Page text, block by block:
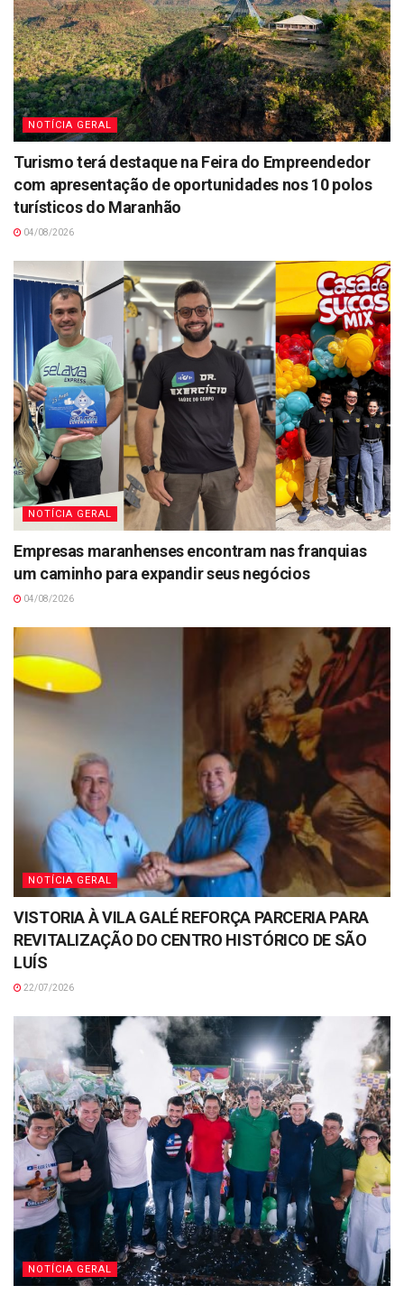
NOTÍCIA GERAL
Turismo terá destaque na Feira do Empreendedor
com apresentação de oportunidades nos 10 polos
turísticos do Maranhão
04/08/2026
NOTÍCIA GERAL
Empresas maranhenses encontram nas franquias
um caminho para expandir seus negócios
04/08/2026
NOTÍCIA GERAL
VISTORIA À VILA GALÉ REFORÇA PARCERIA PARA
REVITALIZAÇÃO DO CENTRO HISTÓRICO DE SÃO
LUÍS
22/07/2026
NOTÍCIA GERAL